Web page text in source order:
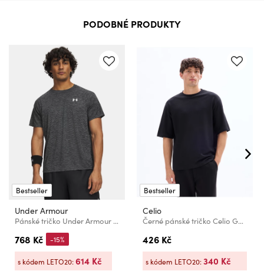
PODOBNÉ PRODUKTY
Bestseller
Under Armour
Pánské tričko Under Armour UA Tech Textured SS-BLK
768 Kč -15%
s kódem LETO20:614 Kč
Bestseller
Celio
Černé pánské tričko Celio Gehem
426 Kč
s kódem LETO20:340 Kč